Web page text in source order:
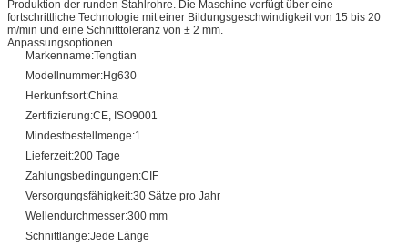
Produktion der runden Stahlrohre. Die Maschine verfügt über eine
fortschrittliche Technologie mit einer Bildungsgeschwindigkeit von 15 bis 20
m/min und eine Schnitttoleranz von ± 2 mm.
Anpassungsoptionen
Markenname:Tengtian
Modellnummer:Hg630
Herkunftsort:China
Zertifizierung:CE, ISO9001
Mindestbestellmenge:1
Lieferzeit:200 Tage
Zahlungsbedingungen:CIF
Versorgungsfähigkeit:30 Sätze pro Jahr
Wellendurchmesser:300 mm
Schnittlänge:Jede Länge